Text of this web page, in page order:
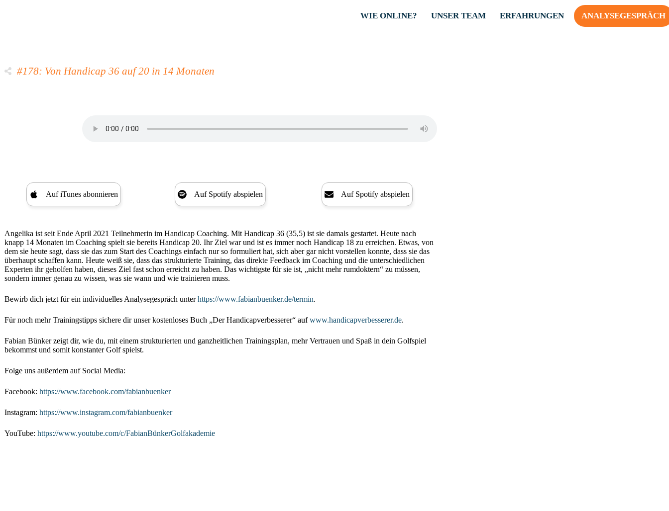
WIE ONLINE? UNSER TEAM ERFAHRUNGEN ANALYSEGESPRÄCH
#178: Von Handicap 36 auf 20 in 14 Monaten
Auf iTunes abonnieren Auf Spotify abspielen Auf Spotify abspielen
Angelika ist seit Ende April 2021 Teilnehmerin im Handicap Coaching. Mit Handicap 36 (35,5) ist sie damals gestartet. Heute nach
knapp 14 Monaten im Coaching spielt sie bereits Handicap 20. Ihr Ziel war und ist es immer noch Handicap 18 zu erreichen. Etwas, von
dem sie heute sagt, dass sie das zum Start des Coachings einfach nur so formuliert hat, sich aber gar nicht vorstellen konnte, dass sie das
überhaupt schaffen kann. Heute weiß sie, dass das strukturierte Training, das direkte Feedback im Coaching und die unterschiedlichen
Experten ihr geholfen haben, dieses Ziel fast schon erreicht zu haben. Das wichtigste für sie ist, „nicht mehr rumdoktern“ zu müssen,
sondern immer genau zu wissen, was sie wann und wie trainieren muss.
Bewirb dich jetzt für ein individuelles Analysegespräch unterhttps://www.fabianbuenker.de/termin.
Für noch mehr Trainingstipps sichere dir unser kostenloses Buch „Der Handicapverbesserer“ aufwww.handicapverbesserer.de.
Fabian Bünker zeigt dir, wie du, mit einem strukturierten und ganzheitlichen Trainingsplan, mehr Vertrauen und Spaß in dein Golfspiel
bekommst und somit konstanter Golf spielst.
Folge uns außerdem auf Social Media:
Facebook: https://www.facebook.com/fabianbuenker
Instagram: https://www.instagram.com/fabianbuenker
YouTube: https://www.youtube.com/c/FabianBünkerGolfakademie